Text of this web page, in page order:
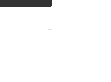
−